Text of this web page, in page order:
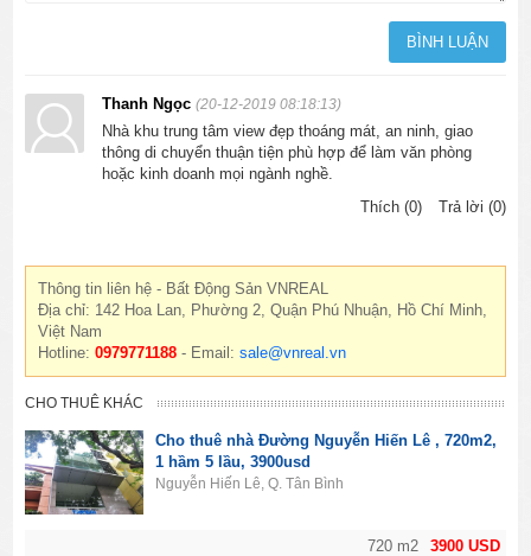
Thanh Ngọc(20-12-2019 08:18:13)
Nhà khu trung tâm view đẹp thoáng mát, an ninh, giao
thông di chuyển thuận tiện phù hợp để làm văn phòng
hoặc kinh doanh mọi ngành nghề.
Thích (0)
Trả lời (0)
Thông tin liên hệ - Bất Động Sản VNREAL
Địa chỉ: 142 Hoa Lan, Phường 2, Quận Phú Nhuận, Hồ Chí Minh,
Việt Nam
Hotline:0979771188 - Email:sale@vnreal.vn
CHO THUÊ KHÁC
3900 USD
720 m2
Cho thuê nhà Đường Nguyễn Hiến Lê , 720m2,
1 hầm 5 lầu, 3900usd
Nguyễn Hiến Lê, Q. Tân Bình